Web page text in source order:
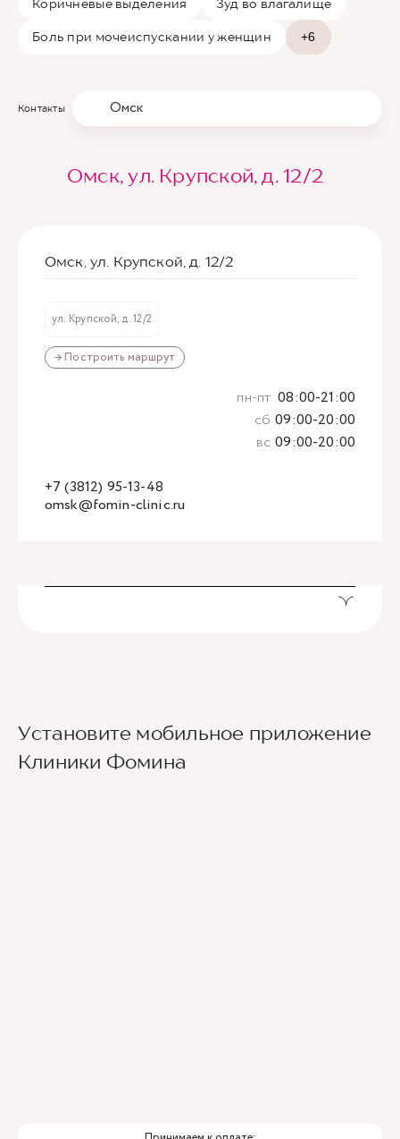
Коричневые выделения Зуд во влагалище
Боль при мочеиспускании у женщин +6
Контакты Омск
Омск, ул. Крупской, д. 12/2
Омск, ул. Крупской, д. 12/2
ул. Крупской, д. 12/2
→ Построить маршрут
omsk@fomin-clinic.ru
+7 (3812) 95-13-48
пн-пт 08:00-21:00
сб 09:00-20:00
вс 09:00-20:00
Установите мобильное приложение
Клиники Фомина